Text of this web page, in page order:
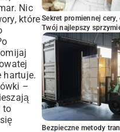
Nic
które
hartuje.
–
to
Sekret promiennej
Twój najlepszy
Bezpieczne metody